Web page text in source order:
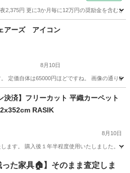
2,375円 更に3か月毎に12万円の奨励金を含む
アーズ アイコン
8月10日
定価自体は65000円ほどですね。 画像の通り
椅子
決済】フリーカット 平織カーペット
RASIK
8月10日
ます。 購入後１年半程度使用いたしました。
ーペット/マット/ラグ カーペット
った家具🏠】そのまま査定しま